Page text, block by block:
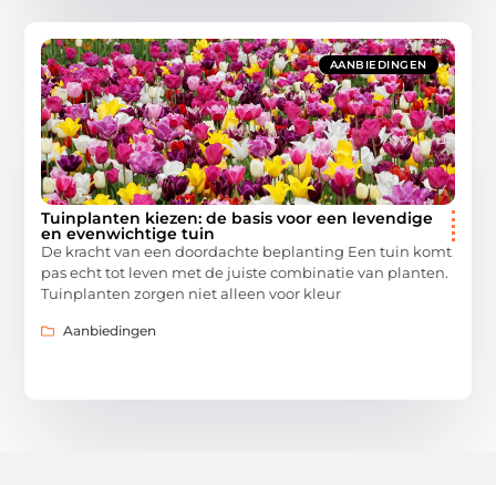
AANBIEDINGEN
Tuinplanten kiezen: de basis voor een levendige
en evenwichtige tuin
De kracht van een doordachte beplanting Een tuin komt
pas echt tot leven met de juiste combinatie van planten.
Tuinplanten zorgen niet alleen voor kleur
Aanbiedingen